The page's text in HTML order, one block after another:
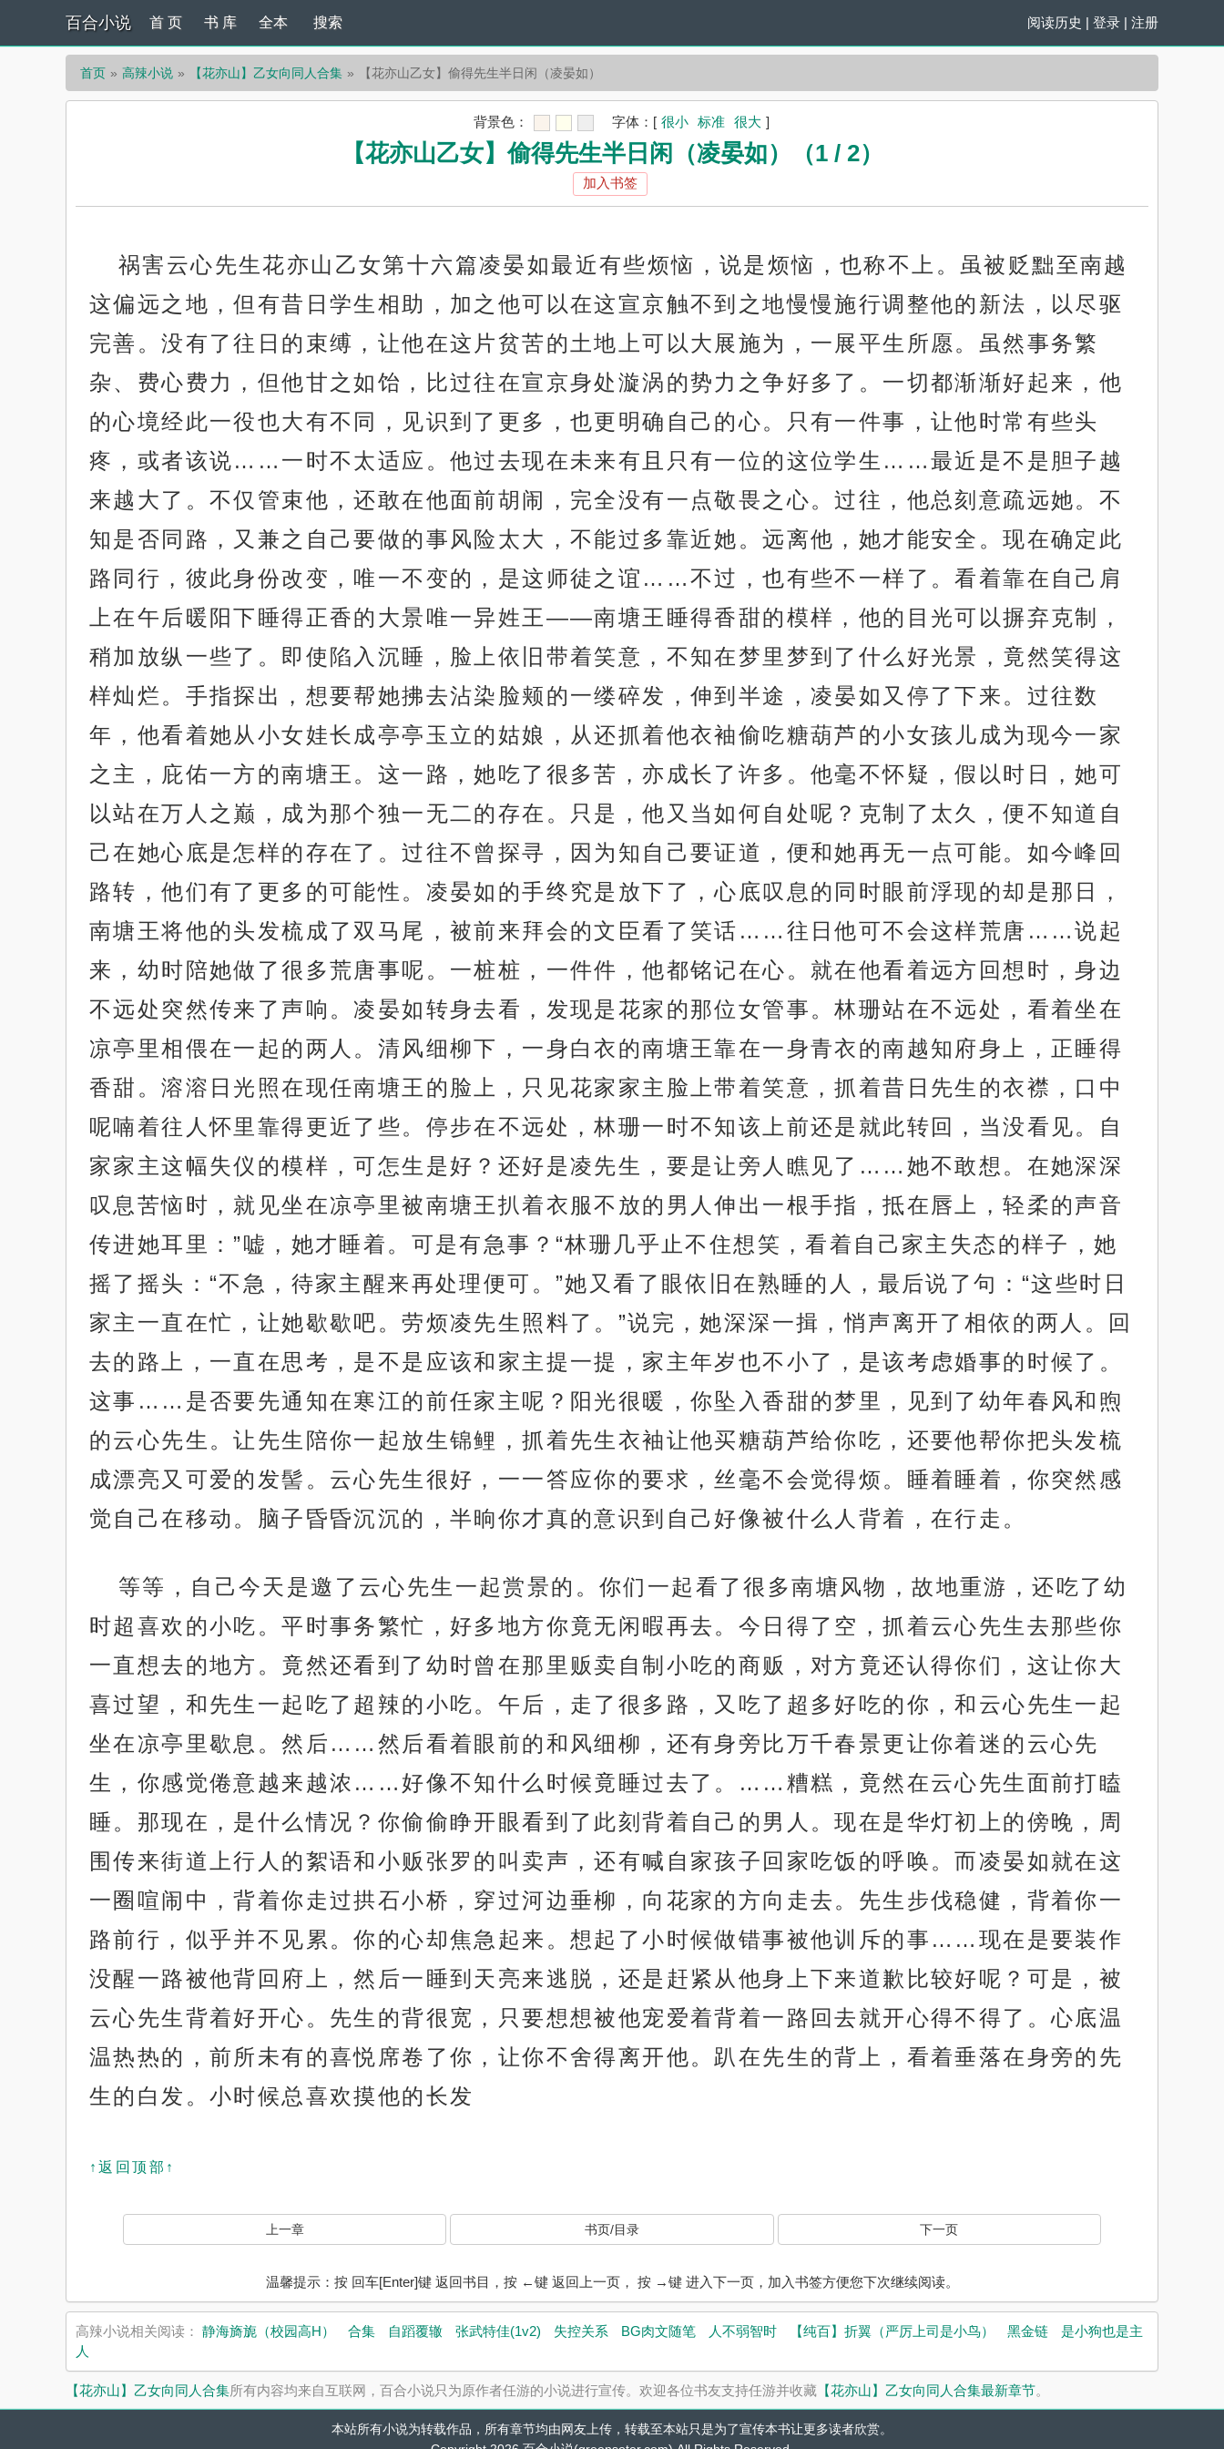
百合小说 阅读历史 | 登录 | 注册
首 页 书 库 全本 搜索
首页 高辣小说 【花亦山】乙女向同人合集 【花亦山乙女】偷得先生半日闲（凌晏如）
背景色： 字体： [ 很小 标准 很大 ]
【花亦山乙女】偷得先生半日闲（凌晏如）（1 / 2）
加入书签
祸害云心先生花亦山乙女第十六篇凌晏如最近有些烦恼，说是烦恼，也称不上。虽被贬黜至南越
这偏远之地，但有昔日学生相助，加之他可以在这宣京触不到之地慢慢施行调整他的新法，以尽驱
完善。没有了往日的束缚，让他在这片贫苦的土地上可以大展施为，一展平生所愿。虽然事务繁
杂、费心费力，但他甘之如饴，比过往在宣京身处漩涡的势力之争好多了。一切都渐渐好起来，他
的心境经此一役也大有不同，见识到了更多，也更明确自己的心。只有一件事，让他时常有些头
疼，或者该说……一时不太适应。他过去现在未来有且只有一位的这位学生……最近是不是胆子越
来越大了。不仅管束他，还敢在他面前胡闹，完全没有一点敬畏之心。过往，他总刻意疏远她。不
知是否同路，又兼之自己要做的事风险太大，不能过多靠近她。远离他，她才能安全。现在确定此
路同行，彼此身份改变，唯一不变的，是这师徒之谊……不过，也有些不一样了。看着靠在自己肩
上在午后暖阳下睡得正香的大景唯一异姓王——南塘王睡得香甜的模样，他的目光可以摒弃克制，
稍加放纵一些了。即使陷入沉睡，脸上依旧带着笑意，不知在梦里梦到了什么好光景，竟然笑得这
样灿烂。手指探出，想要帮她拂去沾染脸颊的一缕碎发，伸到半途，凌晏如又停了下来。过往数
年，他看着她从小女娃长成亭亭玉立的姑娘，从还抓着他衣袖偷吃糖葫芦的小女孩儿成为现今一家
之主，庇佑一方的南塘王。这一路，她吃了很多苦，亦成长了许多。他毫不怀疑，假以时日，她可
以站在万人之巅，成为那个独一无二的存在。只是，他又当如何自处呢？克制了太久，便不知道自
己在她心底是怎样的存在了。过往不曾探寻，因为知自己要证道，便和她再无一点可能。如今峰回
路转，他们有了更多的可能性。凌晏如的手终究是放下了，心底叹息的同时眼前浮现的却是那日，
南塘王将他的头发梳成了双马尾，被前来拜会的文臣看了笑话……往日他可不会这样荒唐……说起
来，幼时陪她做了很多荒唐事呢。一桩桩，一件件，他都铭记在心。就在他看着远方回想时，身边
不远处突然传来了声响。凌晏如转身去看，发现是花家的那位女管事。林珊站在不远处，看着坐在
凉亭里相偎在一起的两人。清风细柳下，一身白衣的南塘王靠在一身青衣的南越知府身上，正睡得
香甜。溶溶日光照在现任南塘王的脸上，只见花家家主脸上带着笑意，抓着昔日先生的衣襟，口中
呢喃着往人怀里靠得更近了些。停步在不远处，林珊一时不知该上前还是就此转回，当没看见。自
家家主这幅失仪的模样，可怎生是好？还好是凌先生，要是让旁人瞧见了……她不敢想。在她深深
叹息苦恼时，就见坐在凉亭里被南塘王扒着衣服不放的男人伸出一根手指，抵在唇上，轻柔的声音
传进她耳里：”嘘，她才睡着。可是有急事？“林珊几乎止不住想笑，看着自己家主失态的样子，她
摇了摇头：“不急，待家主醒来再处理便可。”她又看了眼依旧在熟睡的人，最后说了句：“这些时日
家主一直在忙，让她歇歇吧。劳烦凌先生照料了。”说完，她深深一揖，悄声离开了相依的两人。回
去的路上，一直在思考，是不是应该和家主提一提，家主年岁也不小了，是该考虑婚事的时候了。
这事……是否要先通知在寒江的前任家主呢？阳光很暖，你坠入香甜的梦里，见到了幼年春风和煦
的云心先生。让先生陪你一起放生锦鲤，抓着先生衣袖让他买糖葫芦给你吃，还要他帮你把头发梳
成漂亮又可爱的发髻。云心先生很好，一一答应你的要求，丝毫不会觉得烦。睡着睡着，你突然感
觉自己在移动。脑子昏昏沉沉的，半晌你才真的意识到自己好像被什么人背着，在行走。
等等，自己今天是邀了云心先生一起赏景的。你们一起看了很多南塘风物，故地重游，还吃了幼
时超喜欢的小吃。平时事务繁忙，好多地方你竟无闲暇再去。今日得了空，抓着云心先生去那些你
一直想去的地方。竟然还看到了幼时曾在那里贩卖自制小吃的商贩，对方竟还认得你们，这让你大
喜过望，和先生一起吃了超辣的小吃。午后，走了很多路，又吃了超多好吃的你，和云心先生一起
坐在凉亭里歇息。然后……然后看着眼前的和风细柳，还有身旁比万千春景更让你着迷的云心先
生，你感觉倦意越来越浓……好像不知什么时候竟睡过去了。……糟糕，竟然在云心先生面前打瞌
睡。那现在，是什么情况？你偷偷睁开眼看到了此刻背着自己的男人。现在是华灯初上的傍晚，周
围传来街道上行人的絮语和小贩张罗的叫卖声，还有喊自家孩子回家吃饭的呼唤。而凌晏如就在这
一圈喧闹中，背着你走过拱石小桥，穿过河边垂柳，向花家的方向走去。先生步伐稳健，背着你一
路前行，似乎并不见累。你的心却焦急起来。想起了小时候做错事被他训斥的事……现在是要装作
没醒一路被他背回府上，然后一睡到天亮来逃脱，还是赶紧从他身上下来道歉比较好呢？可是，被
云心先生背着好开心。先生的背很宽，只要想想被他宠爱着背着一路回去就开心得不得了。心底温
温热热的，前所未有的喜悦席卷了你，让你不舍得离开他。趴在先生的背上，看着垂落在身旁的先
生的白发。小时候总喜欢摸他的长发
↑返回顶部↑
上一章 书页/目录 下一页
温馨提示：按 回车[Enter]键 返回书目，按 ←键 返回上一页， 按 →键 进入下一页，加入书签方便您下次继续阅读。
高辣小说相关阅读： 静海旖旎（校园高H） 合集 自蹈覆辙 张武特佳(1v2) 失控关系 BG肉文随笔 人不弱智时 【纯百】折翼（严厉上司是小鸟） 黑金链
是小狗也是主
人
【花亦山】乙女向同人合集所有内容均来自互联网，百合小说只为原作者任游的小说进行宣传。欢迎各位书友支持任游并收藏 【花亦山】乙女向同人合集最新章节。
本站所有小说为转载作品，所有章节均由网友上传，转载至本站只是为了宣传本书让更多读者欣赏。